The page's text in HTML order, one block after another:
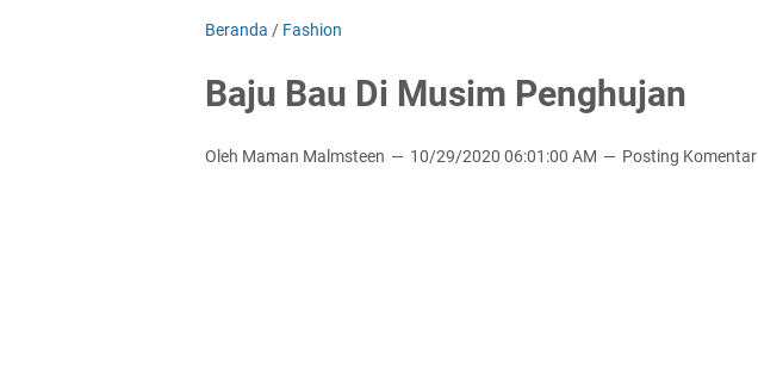
Beranda / Fashion
Baju Bau Di Musim Penghujan
Oleh Maman Malmsteen 10/29/2020 06:01:00 AM Posting Komentar